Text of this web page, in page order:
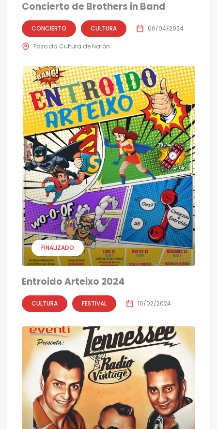
Concierto de Brothers in Band
CONCIERTO CULTURA 06/04/2024
Pazo da Cultura de Narón
FINALIZADO
Entroido Arteixo 2024
CULTURA FESTIVAL 10/02/2024